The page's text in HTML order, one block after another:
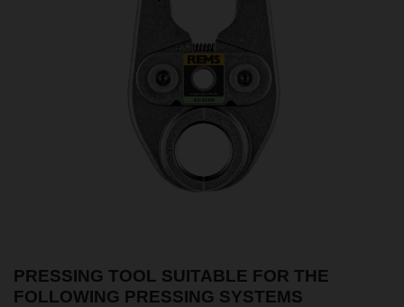
PRESSING TOOL SUITABLE FOR THE
FOLLOWING PRESSING SYSTEMS